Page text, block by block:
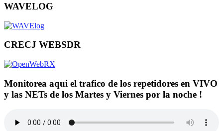
WAVELOG
CRECJ WEBSDR
Monitorea aqui el trafico de los repetidores en VIVO
y las NETs de los Martes y Viernes por la noche !